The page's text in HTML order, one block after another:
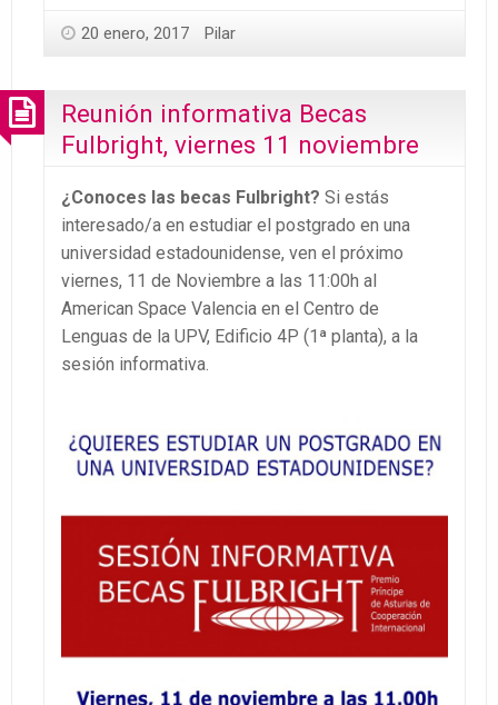
20 enero, 2017 Pilar
Reunión informativa Becas
Fulbright, viernes 11 noviembre
¿Conoces las becas Fulbright? Si estás
interesado/a en estudiar el postgrado en una
universidad estadounidense, ven el próximo
viernes, 11 de Noviembre a las 11:00h al
American Space Valencia en el Centro de
Lenguas de la UPV, Edificio 4P (1ª planta), a la
sesión informativa.